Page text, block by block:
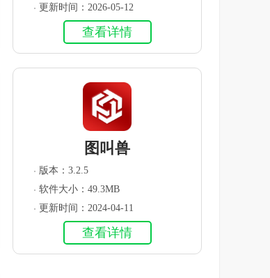
更新时间：2026-05-12
查看详情
图叫兽
版本：3.2.5
软件大小：49.3MB
更新时间：2024-04-11
查看详情